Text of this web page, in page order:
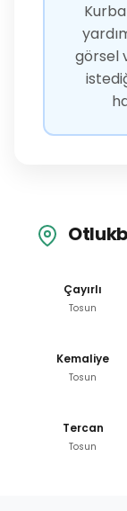
görsel
Çayırlı
Tosun
Kemaliye
Tosun
Tercan
Tosun